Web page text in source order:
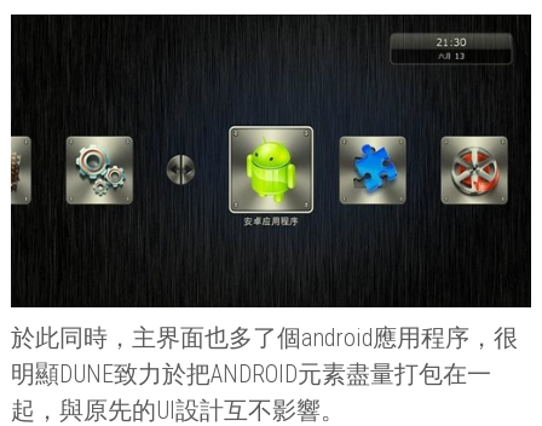
於此同時，主界面也多了個android應用程序，很
明顯DUNE致力於把ANDROID元素盡量打包在一
起，與原先的UI設計互不影響。